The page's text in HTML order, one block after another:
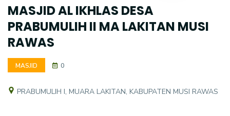
MASJID AL IKHLAS DESA
PRABUMULIH II MA LAKITAN MUSI
RAWAS
MASJID 0
PRABUMULIH I, MUARA LAKITAN, KABUPATEN MUSI RAWAS